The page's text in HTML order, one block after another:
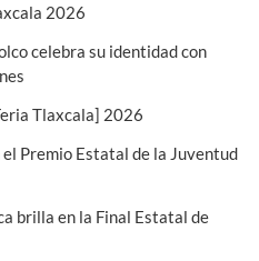
2026
celebra su identidad con
Tlaxcala] 2026
el Premio Estatal de la Juventud
brilla en la Final Estatal de